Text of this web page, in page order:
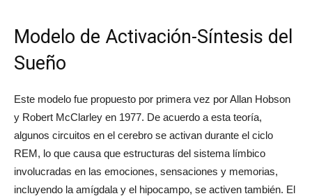
Modelo de Activación-Síntesis del
Sueño
Este modelo fue propuesto por primera vez por Allan Hobson
y Robert McClarley en 1977. De acuerdo a esta teoría,
algunos circuitos en el cerebro se activan durante el ciclo
REM, lo que causa que estructuras del sistema límbico
involucradas en las emociones, sensaciones y memorias,
incluyendo la amígdala y el hipocampo, se activen también. El